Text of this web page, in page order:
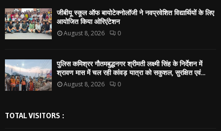
जीबीयू स्कूल ऑफ बायोटेक्नोलॉजी ने नवप्रवेशित विद्यार्थियों के लिए
आयोजित किया ओरिएंटेशन
August 8, 2026 0
पुलिस कमिश्रर गौतमबुद्धनगर श्रीमती लक्ष्मी सिंह के निर्देशन में
श्रावण मास में चल रही कांवड़ यात्रा को सकुशल, सुरक्षित एवं...
August 8, 2026 0
TOTAL VISITORS :